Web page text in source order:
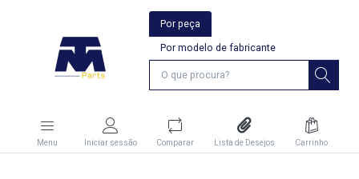
Por peça
Por modelo de fabricante
Menu Iniciar sessão Comparar Lista de Desejos Carrinho